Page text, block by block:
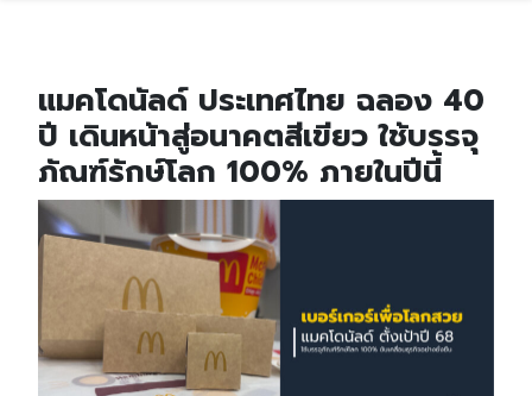
แมคโดนัลด์ ประเทศไทย ฉลอง 40
ปี เดินหน้าสู่อนาคตสีเขียว ใช้บรรจุ
ภัณฑ์รักษ์โลก 100% ภายในปีนี้